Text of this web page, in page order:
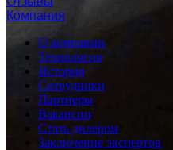
Компания
О компании
Технология
История
Сотрудники
Партнеры
Вакансии
Стать дилером
Заключение экспертов